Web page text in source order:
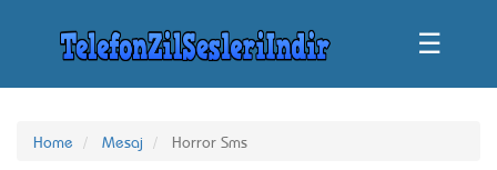
☰
Home Mesaj Horror Sms